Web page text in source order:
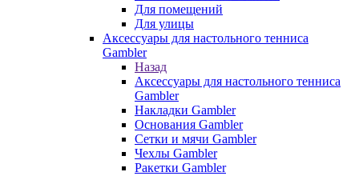
Для помещений
Для улицы
Аксессуары для настольного тенниса
Gambler
Назад
Аксессуары для настольного тенниса
Gambler
Накладки Gambler
Основания Gambler
Сетки и мячи Gambler
Чехлы Gambler
Ракетки Gambler